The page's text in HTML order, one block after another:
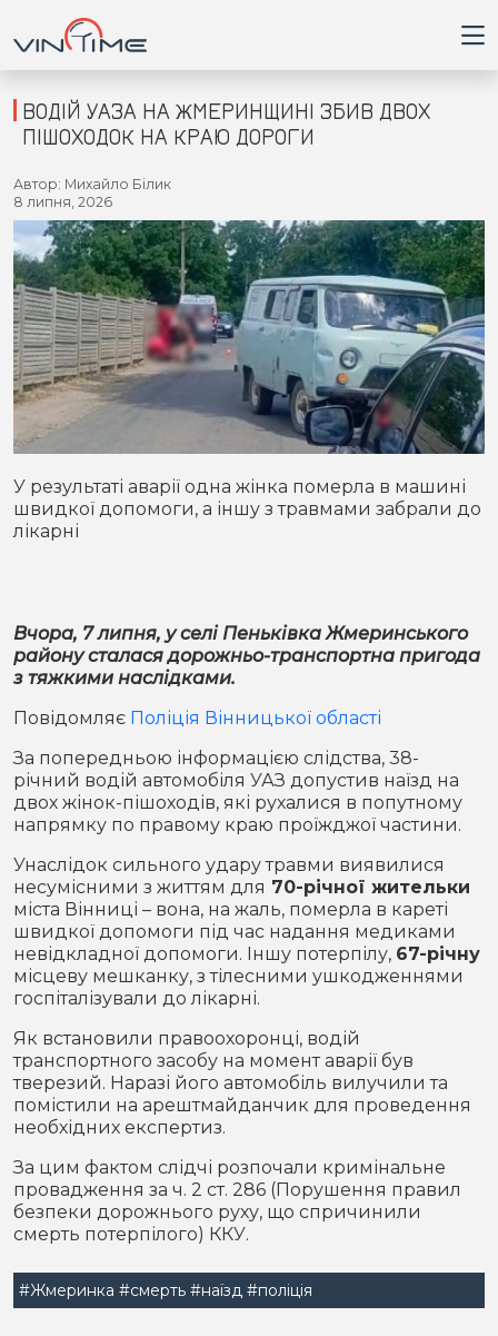
Головна
Війна
Новини
Кримінал
Здоров'я
Приватна думка
В кулуарах
Місто
Конфлікти
Партнери
Спорт
Спорт
Футбол
Контакти
Підписатись на нас у Telegram
ВОДІЙ УАЗА НА ЖМЕРИНЩИНІ ЗБИВ ДВОХ
ПІШОХОДОК НА КРАЮ ДОРОГИ
Автор: Михайло Білик
8 липня, 2026
У результаті аварії одна жінка померла в машині
швидкої допомоги, а іншу з травмами забрали до
лікарні
Вчора, 7 липня, у селі Пеньківка Жмеринського
району сталася дорожньо-транспортна пригода
з тяжкими наслідками.
Повідомляє Поліція Вінницької області
За попередньою інформацією слідства, 38-
річний водій автомобіля УАЗ допустив наїзд на
двох жінок-пішоходів, які рухалися в попутному
напрямку по правому краю проїжджої частини.
Унаслідок сильного удару травми виявилися
несумісними з життям для 70-річної жительки
міста Вінниці – вона, на жаль, померла в кареті
швидкої допомоги під час надання медиками
невідкладної допомоги. Іншу потерпілу, 67-річну
місцеву мешканку, з тілесними ушкодженнями
госпіталізували до лікарні.
Як встановили правоохоронці, водій
транспортного засобу на момент аварії був
тверезий. Наразі його автомобіль вилучили та
помістили на арештмайданчик для проведення
необхідних експертиз.
За цим фактом слідчі розпочали кримінальне
провадження за ч. 2 ст. 286 (Порушення правил
безпеки дорожнього руху, що спричинили
смерть потерпілого) ККУ.
#Жмеринка #смерть #наїзд #поліція